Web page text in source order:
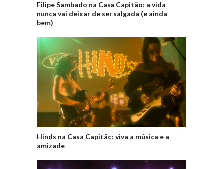
Filipe Sambado na Casa Capitão: a vida
nunca vai deixar de ser salgada (e ainda
bem)
Hinds na Casa Capitão: viva a música e a
amizade